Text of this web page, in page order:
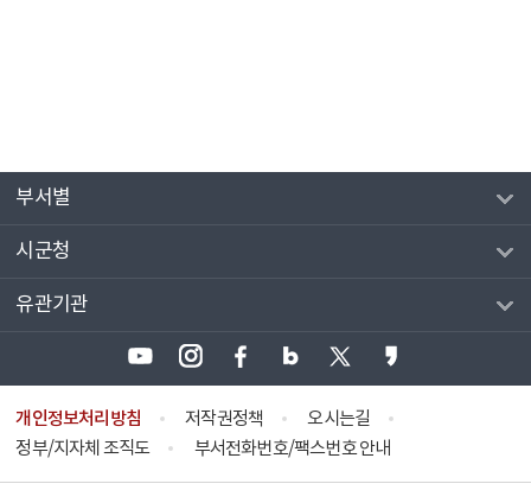
부서별
시군청
유관기관
개인정보처리방침 저작권정책
오시는길
정부/지자체 조직도
부서전화번호/팩스번호 안내